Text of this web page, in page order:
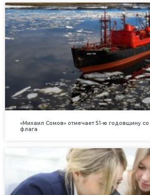
«Михаил Сомов» отмечает 51-ю годовщину
флага